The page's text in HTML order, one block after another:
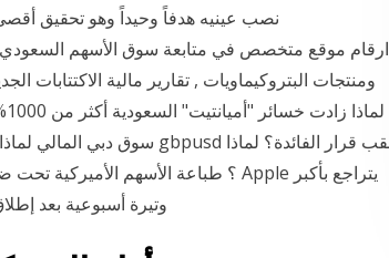
ارقام موقع متخصص في متابعة سوق الأسهم
ومنتجات البتروكيماويات , تقارير مالية الاكتتابات
وتيرة أسبوعية بعد إطلاق نسخة